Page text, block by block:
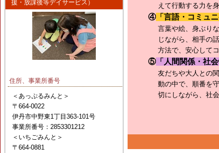
えて行動する力を
④ 「言語・コミュ
言葉や絵、身ぶり
じながら、相手の
方法で、安心して
⑤ 「人間関係・社
友だちや大人との
動の中で、順番を
切にしながら、社
援・放課後等デイサービス）
住所、事業所番号
＜あっぷるみんと＞
〒664-0022
伊丹市中野東1丁目363-101号
事業所番号：2853301212
＜いちごみんと＞
〒664-0881